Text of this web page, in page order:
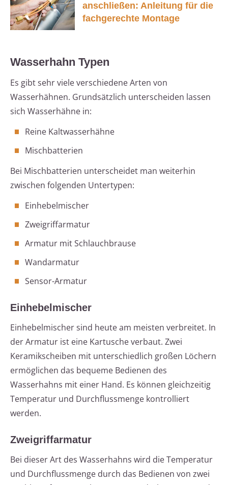
anschließen: Anleitung für die
fachgerechte Montage
Wasserhahn Typen
Es gibt sehr viele verschiedene Arten von
Wasserhähnen. Grundsätzlich unterscheiden lassen
sich Wasserhähne in:
Reine Kaltwasserhähne
Mischbatterien
Bei Mischbatterien unterscheidet man weiterhin
zwischen folgenden Untertypen:
Einhebelmischer
Zweigriffarmatur
Armatur mit Schlauchbrause
Wandarmatur
Sensor-Armatur
Einhebelmischer
Einhebelmischer sind heute am meisten verbreitet. In
der Armatur ist eine Kartusche verbaut. Zwei
Keramikscheiben mit unterschiedlich großen Löchern
ermöglichen das bequeme Bedienen des
Wasserhahns mit einer Hand. Es können gleichzeitig
Temperatur und Durchflussmenge kontrolliert
werden.
Zweigriffarmatur
Bei dieser Art des Wasserhahns wird die Temperatur
und Durchflussmenge durch das Bedienen von zwei